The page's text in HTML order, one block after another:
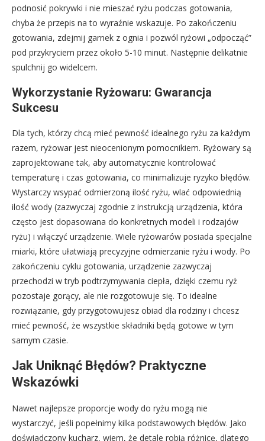
podnosić pokrywki i nie mieszać ryżu podczas gotowania,
chyba że przepis na to wyraźnie wskazuje. Po zakończeniu
gotowania, zdejmij garnek z ognia i pozwól ryżowi „odpocząć”
pod przykryciem przez około 5-10 minut. Następnie delikatnie
spulchnij go widelcem.
Wykorzystanie Ryżowaru: Gwarancja
Sukcesu
Dla tych, którzy chcą mieć pewność idealnego ryżu za każdym
razem, ryżowar jest nieocenionym pomocnikiem. Ryżowary są
zaprojektowane tak, aby automatycznie kontrolować
temperaturę i czas gotowania, co minimalizuje ryzyko błędów.
Wystarczy wsypać odmierzoną ilość ryżu, wlać odpowiednią
ilość wody (zazwyczaj zgodnie z instrukcją urządzenia, która
często jest dopasowana do konkretnych modeli i rodzajów
ryżu) i włączyć urządzenie. Wiele ryżowarów posiada specjalne
miarki, które ułatwiają precyzyjne odmierzanie ryżu i wody. Po
zakończeniu cyklu gotowania, urządzenie zazwyczaj
przechodzi w tryb podtrzymywania ciepła, dzięki czemu ryż
pozostaje gorący, ale nie rozgotowuje się. To idealne
rozwiązanie, gdy przygotowujesz obiad dla rodziny i chcesz
mieć pewność, że wszystkie składniki będą gotowe w tym
samym czasie.
Jak Uniknąć Błędów? Praktyczne
Wskazówki
Nawet najlepsze proporcje wody do ryżu mogą nie
wystarczyć, jeśli popełnimy kilka podstawowych błędów. Jako
doświadczony kucharz, wiem, że detale robią różnicę, dlatego